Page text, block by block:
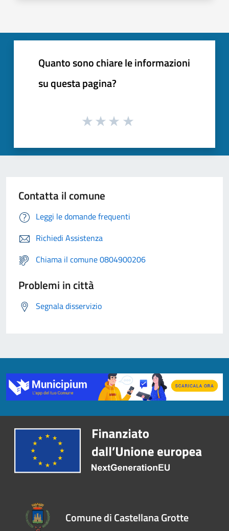
Quanto sono chiare le informazioni
su questa pagina?
Contatta il comune
Leggi le domande frequenti
Richiedi Assistenza
Chiama il comune 0804900206
Problemi in città
Segnala disservizio
Comune di Castellana Grotte